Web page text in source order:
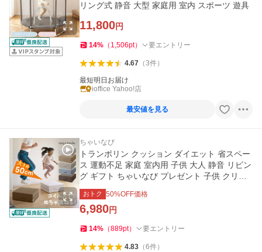
リング式 静音 大型 家庭用 室内 スポーツ 遊具
11,800円
14% （ 1,506pt） 要エントリー
4.67（3件）
最短明日お届け
ioffice Yahoo!店
最安値を見る
ちゃいなび
トランポリン クッション ダイエット 省スペー
ス 運動不足 家庭 室内用 子供 大人 静音 リビン
グ ギフト ちゃいなび プレゼント 子供 クリス
マス
おトク 50%OFF価格
6,980円
14% （889pt） 要エントリー
4.83（6件）